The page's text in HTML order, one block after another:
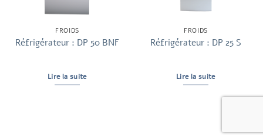
FROIDS
Réfrigérateur : DP 50 BNF
Lire la suite
FROIDS
Réfrigérateur : DP 25 S
Lire la suite